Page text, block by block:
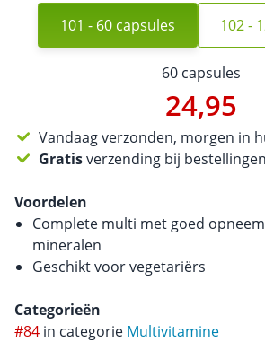
101 - 60 capsules 102 -
60 capsules
24,95
Vandaag verzonden, morgen in
Gratisverzending bij
Voordelen
Complete multi met goed
mineralen
Geschikt voor vegetariërs
Categorieën
#84 in categorie Multivitamine